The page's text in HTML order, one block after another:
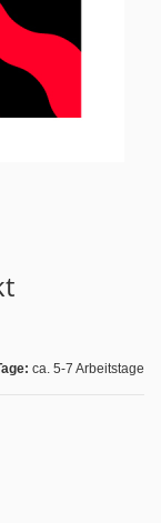
ca. 5-7 Arbeitstage